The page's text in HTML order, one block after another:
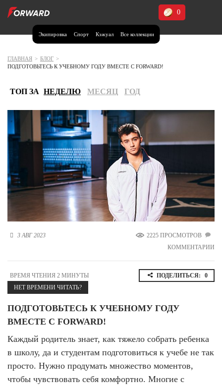
Экипировка Спорт Кэжуал Все коллекции
0
Москва и МО
Иркутская область (2)
Калининградская область (1)
Кемеровская область (2)
Краснодарский край (5)
Красноярский край (5)
Курская область (1)
Москва и МО (14)
Нижегородская область (1)
Республика Крым (1)
Республика Татарстан (2)
Санкт-Петербург и ЛО (3)
Саратовская область (1)
Северная Осетия (2)
Смоленская область (1)
Ставропольский край (5)
ГЛАВНАЯ > БЛОГ >
ПОДГОТОВЬТЕСЬ К УЧЕБНОМУ ГОДУ ВМЕСТЕ С FORWARD!
ТОП ЗА НЕДЕЛЮ МЕСЯЦ ГОД
3 АВГ 2023
2225 ПРОСМОТРОВ
КОММЕНТАРИИ
ВРЕМЯ ЧТЕНИЯ 2 МИНУТЫ
НЕТ ВРЕМЕНИ ЧИТАТЬ?
ПОДЕЛИТЬСЯ: 0
ПОДГОТОВЬТЕСЬ К УЧЕБНОМУ ГОДУ
ВМЕСТЕ С FORWARD!
Каждый родитель знает, как тяжело собрать ребенка
в школу, да и студентам подготовиться к учебе не так
просто. Нужно продумать множество моментов,
чтобы чувствовать себя комфортно. Многие с